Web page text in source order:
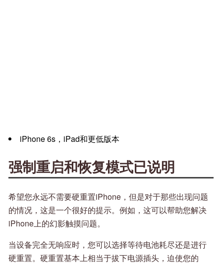
iPhone 6s，iPad和更低版本
强制重启和恢复模式已说明
希望您永远不需要硬重置iPhone，但是对于那些出现问题
的情况，这是一个很好的提示。例如，这可以帮助您解决
iPhone上的幻影触摸问题。
当设备完全无响应时，您可以选择等待电池耗尽还是进行
硬重置。硬重置基本上相当于拔下电源插头，迫使您的